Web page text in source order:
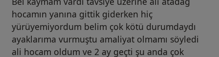
hocamın yanına gittik giderken hiç
yürüyemiyordum belim çok kötü durumdaydı
ayaklarıma vurmuştu amaliyat olmamı söyledi
ali hocam oldum ve 2 ay geçti şu anda çok